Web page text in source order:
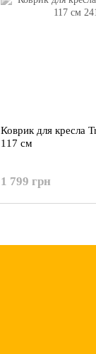
Коврик для кресла
117 см
1 799 грн